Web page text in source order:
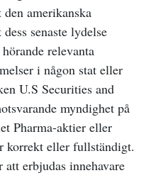
amerikanska
senaste lydelse
relevanta
i någon stat eller
U.S Securities and
myndighet på
Pharma-aktier eller
korrekt eller fullständigt.
erbjudas innehavare